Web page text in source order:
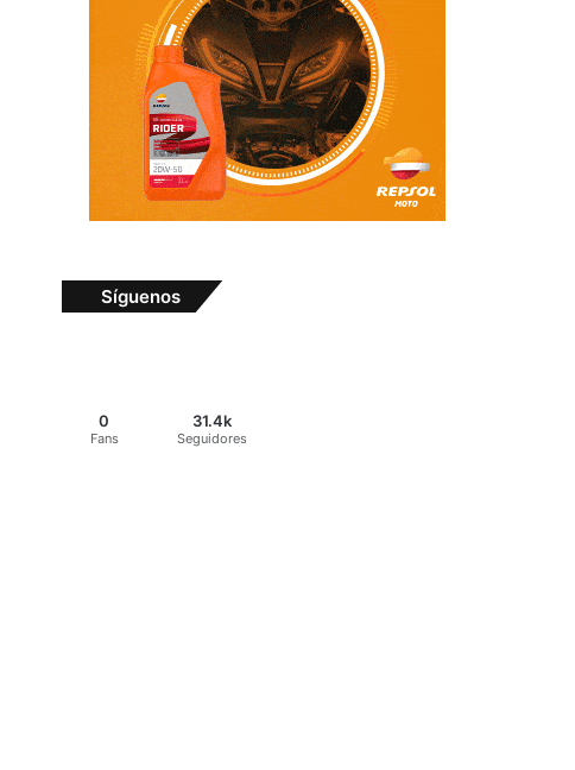
Síguenos
0
Fans
31.4k
Seguidores